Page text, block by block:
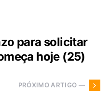
para solicitar
hoje (25)
PRÓXIMO ARTIGO —